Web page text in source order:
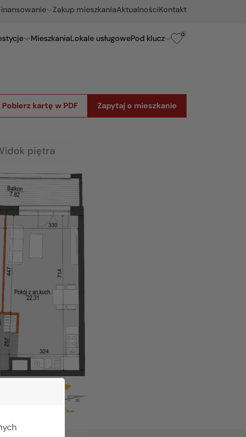
Zakup mieszkaniaAktualnościKontakt
MieszkaniaLokale usługowePod klucz 0
Pobierz kartę w PDF Zapytaj o mieszkanie
piętra